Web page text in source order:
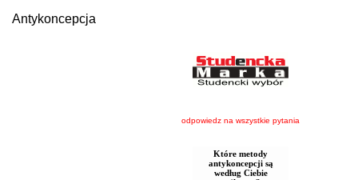
Antykoncepcja
odpowiedz na wszystkie pytania